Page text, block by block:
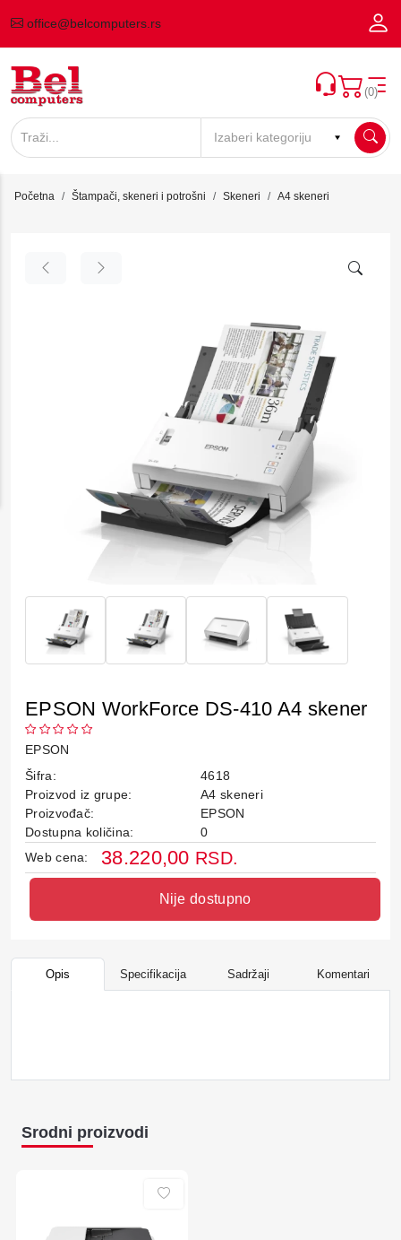
office@belcomputers.rs
(0)
Početna Štampači, skeneri i potrošni Skeneri A4 skeneri
EPSON WorkForce DS-410 A4 skener
EPSON
Šifra:
4618
Proizvod iz grupe:
A4 skeneri
Proizvođač:
EPSON
Dostupna količina:
0
Web cena:
38.220,00 RSD.
Nije dostupno
Opis Specifikacija Sadržaji Komentari
Srodni proizvodi